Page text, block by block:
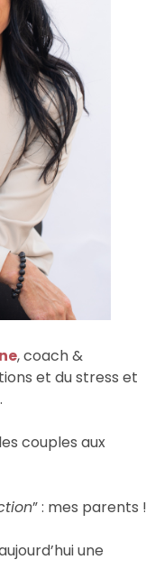
, coach &
et du stress et
couples aux
” : mes parents !
une